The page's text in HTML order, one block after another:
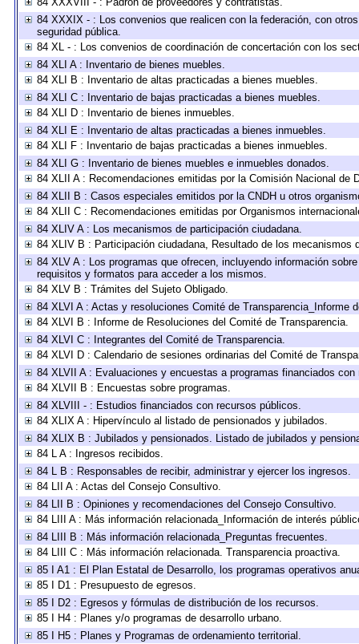
84 XXXIX - : Los convenios que realicen con la federación, con
seguridad pública.
84 XL - : Los convenios de coordinación de concertación con los
84 XLI A : Inventario de bienes muebles.
84 XLI B : Inventario de altas practicadas a bienes muebles.
84 XLI C : Inventario de bajas practicadas a bienes muebles.
84 XLI D : Inventario de bienes inmuebles.
84 XLI E : Inventario de altas practicadas a bienes inmuebles.
84 XLI F : Inventario de bajas practicadas a bienes inmuebles.
84 XLI G : Inventario de bienes muebles e inmuebles donados.
84 XLII A : Recomendaciones emitidas por la Comisión Nacional de
84 XLII B : Casos especiales emitidos por la CNDH u otros
84 XLII C : Recomendaciones emitidas por Organismos
84 XLIV A : Los mecanismos de participación ciudadana.
84 XLIV B : Participación ciudadana, Resultado de los mecanismos
84 XLV A : Los programas que ofrecen, incluyendo información
requisitos y formatos para acceder a los mismos.
84 XLV B : Trámites del Sujeto Obligado.
84 XLVI A : Actas y resoluciones Comité de Transparencia_Informe
84 XLVI B : Informe de Resoluciones del Comité de Transparencia.
84 XLVI C : Integrantes del Comité de Transparencia.
84 XLVI D : Calendario de sesiones ordinarias del Comité de
84 XLVII A : Evaluaciones y encuestas a programas financiados con
84 XLVII B : Encuestas sobre programas.
84 XLVIII - : Estudios financiados con recursos públicos.
84 XLIX A : Hipervínculo al listado de pensionados y jubilados.
84 XLIX B : Jubilados y pensionados. Listado de jubilados y
84 L A : Ingresos recibidos.
84 L B : Responsables de recibir, administrar y ejercer los ingresos.
84 LII A : Actas del Consejo Consultivo.
84 LII B : Opiniones y recomendaciones del Consejo Consultivo.
84 LIII A : Más información relacionada_Información de interés
84 LIII B : Más información relacionada_Preguntas frecuentes.
84 LIII C : Más información relacionada. Transparencia proactiva.
85 I A1 : El Plan Estatal de Desarrollo, los programas operativos
85 I D1 : Presupuesto de egresos.
85 I D2 : Egresos y fórmulas de distribución de los recursos.
85 I H4 : Planes y/o programas de desarrollo urbano.
85 I H5 : Planes y Programas de ordenamiento territorial.